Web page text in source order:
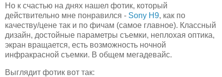
Но к счастью на днях нашел фотик, который
действительно мне понравился - Sony H9, как по
качеству/цене так и по фичам (самое главное). Классный
дизайн, достойные параметры съемки, неплохая оптика,
экран вращается, есть возможность ночной
инфракрасной съемки. В общем мегадевайс.
Выглядит фотик вот так: